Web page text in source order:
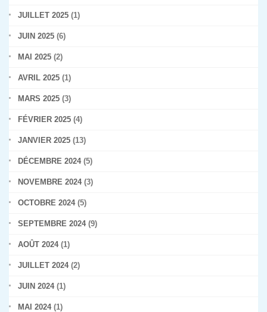
JUILLET 2025 (1)
JUIN 2025 (6)
MAI 2025 (2)
AVRIL 2025 (1)
MARS 2025 (3)
FÉVRIER 2025 (4)
JANVIER 2025 (13)
DÉCEMBRE 2024(5)
NOVEMBRE 2024(3)
OCTOBRE 2024(5)
SEPTEMBRE 2024(9)
AOÛT 2024(1)
JUILLET 2024(2)
JUIN 2024(1)
MAI 2024(1)